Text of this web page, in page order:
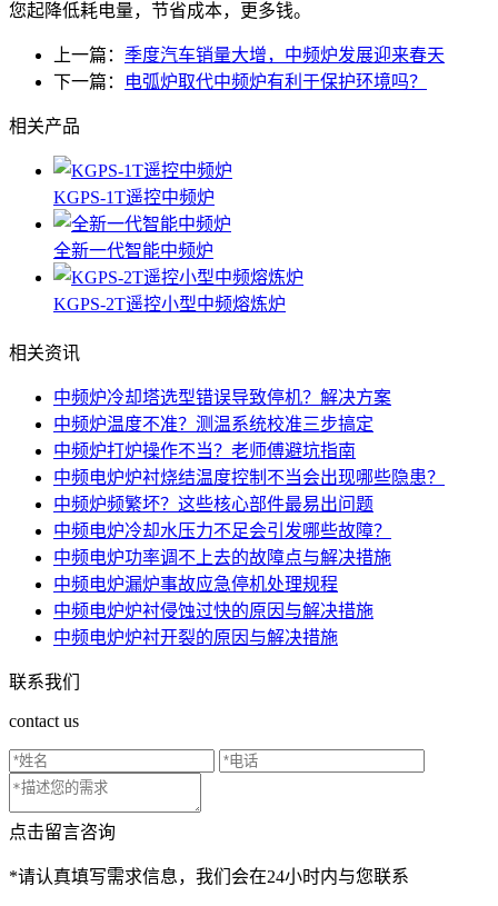
您起降低耗电量，节省成本，更多钱。
上一篇： 季度汽车销量大增，中频炉发展迎来春天
下一篇：
电弧炉取代中频炉有利于保护环境吗？
相关产品
KGPS-1T遥控中频炉
全新一代智能中频炉
KGPS-2T遥控小型中频熔炼炉
相关资讯
中频炉冷却塔选型错误导致停机？解决方案
中频炉温度不准？测温系统校准三步搞定
中频炉打炉操作不当？老师傅避坑指南
中频电炉炉衬烧结温度控制不当会出现哪些隐患？
中频炉频繁坏？这些核心部件最易出问题
中频电炉冷却水压力不足会引发哪些故障？
中频电炉功率调不上去的故障点与解决措施
中频电炉漏炉事故应急停机处理规程
中频电炉炉衬侵蚀过快的原因与解决措施
中频电炉炉衬开裂的原因与解决措施
联系我们
contact us
点击留言咨询
*请认真填写需求信息，我们会在24小时内与您联系